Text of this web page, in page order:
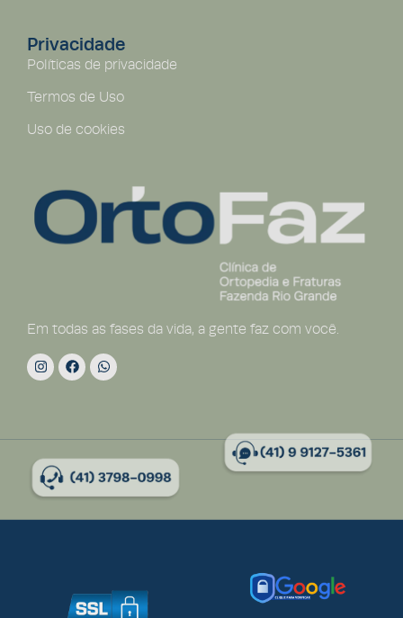
Privacidade
Políticas de privacidade
Termos de Uso
Uso de cookies
Em todas as fases da vida, a gente faz com você.